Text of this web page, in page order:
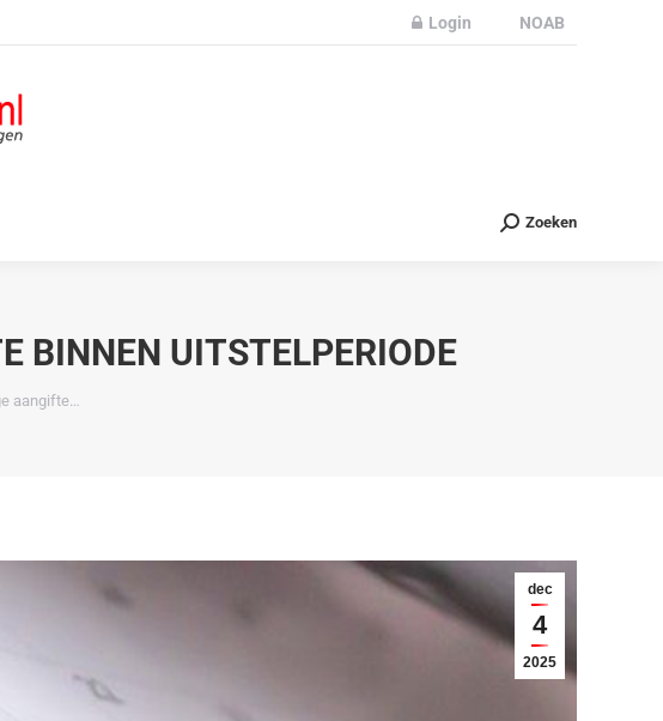
Login NOAB
Zoeken
BINNEN UITSTELPERIODE
aangifte…
dec
4
2025
Over ons Partners Nieuws Contact Zoeken